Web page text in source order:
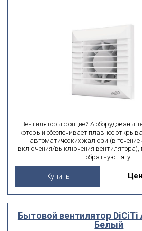
Вентиляторы с опцией А оборудованы
который обеспечивает плавное
автоматических жалюзи (в течение
включения/выключения
обратную тягу.
Купить
Бытовой вентилятор DiCiTi
Белый